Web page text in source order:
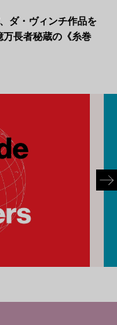
ダ・ヴィンチ作品を
万長者秘蔵の《糸巻